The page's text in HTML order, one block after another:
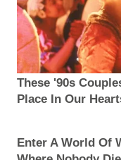
These '90s
Place In Our
Enter A World Of